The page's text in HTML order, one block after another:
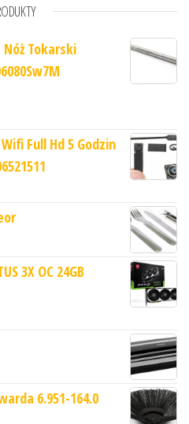
Tokarski
Full Hd 5 Godzin
3X OC 24GB
6.951-164.0